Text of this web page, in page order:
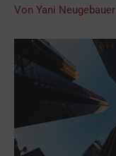
Von Yani Neugebauer